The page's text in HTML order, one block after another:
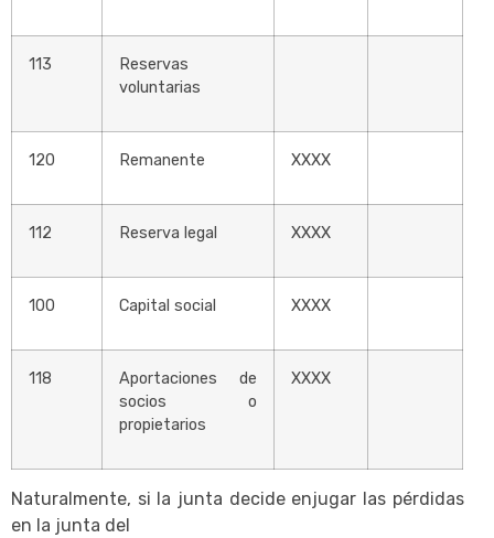
113
Reservas
voluntarias
120 Remanente XXXX
112 Reserva legal XXXX
100 Capital social XXXX
118
Aportaciones de
socios o
propietarios
XXXX
Naturalmente, si la junta decide enjugar las pérdidas
en la junta del